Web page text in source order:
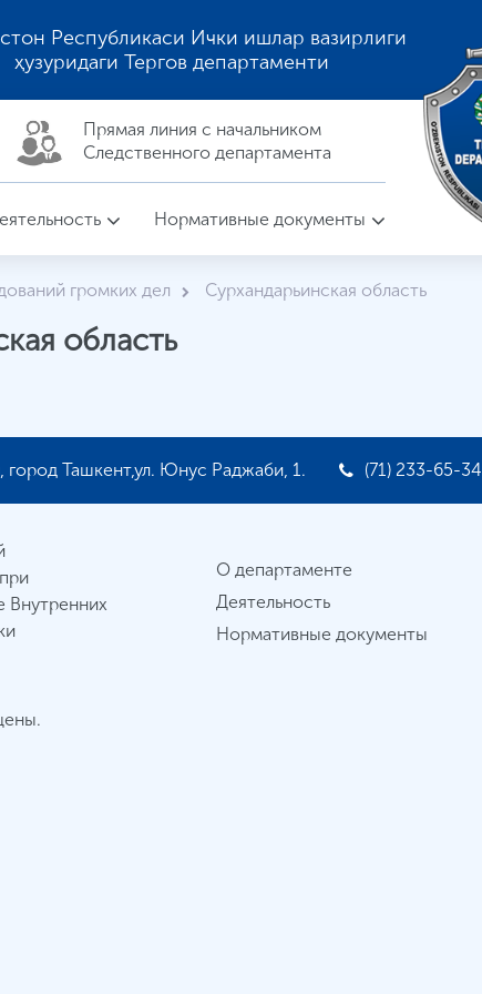
Республикаси Ички ишлар вазирлиги
ҳузуридаги Тергов департаменти
Прямая линия c начальником
Следственного департамента
Нормативные документы
громких дел Сурхандарьинская область
область
город Ташкент,ул. Юнус Раджаби, 1. (71) 233-65-34
Внутренних
О департаменте
Деятельность
Нормативные документы